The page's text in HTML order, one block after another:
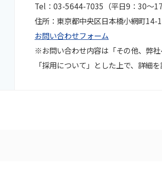
Tel：03-5644-7035（平日9：30～17
住所：東京都中央区日本橋小網町14-1
お問い合わせフォーム
※お問い合わせ内容は「その他、弊
「採用について」とした上で、詳細